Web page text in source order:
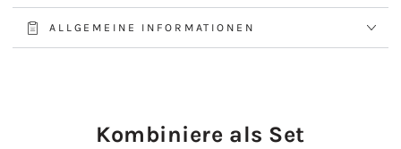
ALLGEMEINE INFORMATIONEN
Kombiniere als Set